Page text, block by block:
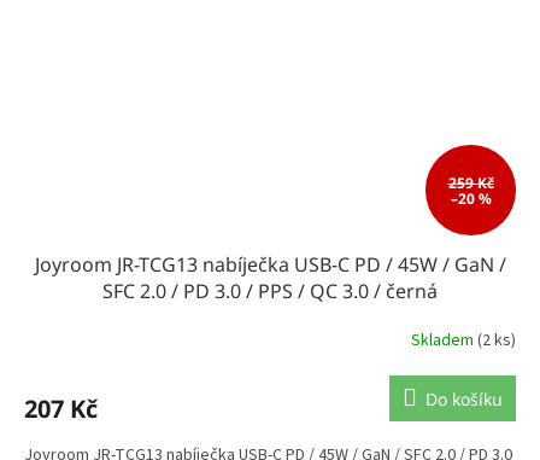
259 Kč
–20 %
Joyroom JR-TCG13 nabíječka USB-C PD / 45W / GaN /
SFC 2.0 / PD 3.0 / PPS / QC 3.0 / černá
Skladem (2 ks)
207 Kč Do košíku